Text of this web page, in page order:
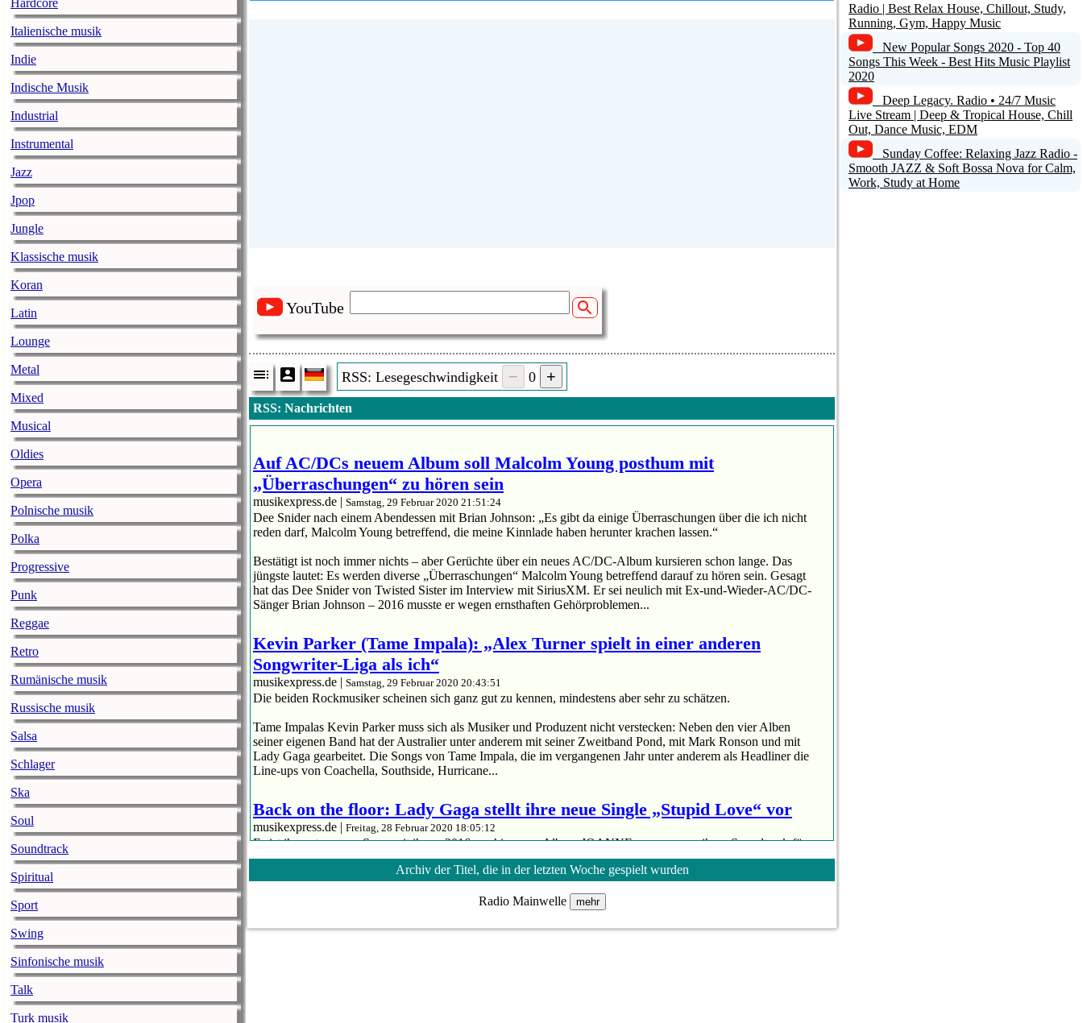
Hardcore
Italienische musik
Indie
Indische Musik
Industrial
Instrumental
Jazz
Jpop
Jungle
Klassische musik
Koran
Latin
Lounge
Metal
Mixed
Musical
Oldies
Opera
Polnische musik
Polka
Progressive
Punk
Reggae
Retro
Rumänische musik
Russische musik
Salsa
Schlager
Ska
Soul
Soundtrack
Spiritual
Sport
Swing
Sinfonische musik
Talk
Turk musik
YouTube
RSS: Lesegeschwindigkeit 0
RSS: Nachrichten
Auf AC/DCs neuem Album soll Malcolm Young posthum mit
„Überraschungen“ zu hören sein
musikexpress.de | Samstag, 29 Februar 2020 21:51:24
Dee Snider nach einem Abendessen mit Brian Johnson: „Es gibt da einige Überraschungen über die ich nicht
reden darf, Malcolm Young betreffend, die meine Kinnlade haben herunter krachen lassen.“
Bestätigt ist noch immer nichts – aber Gerüchte über ein neues AC/DC-Album kursieren schon lange. Das
jüngste lautet: Es werden diverse „Überraschungen“ Malcolm Young betreffend darauf zu hören sein. Gesagt
hat das Dee Snider von Twisted Sister im Interview mit SiriusXM. Er sei neulich mit Ex-und-Wieder-AC/DC-
Sänger Brian Johnson – 2016 musste er wegen ernsthaften Gehörproblemen...
Kevin Parker (Tame Impala): „Alex Turner spielt in einer anderen
Songwriter-Liga als ich“
musikexpress.de | Samstag, 29 Februar 2020 20:43:51
Die beiden Rockmusiker scheinen sich ganz gut zu kennen, mindestens aber sehr zu schätzen.
Tame Impalas Kevin Parker muss sich als Musiker und Produzent nicht verstecken: Neben den vier Alben
seiner eigenen Band hat der Australier unter anderem mit seiner Zweitband Pond, mit Mark Ronson und mit
Lady Gaga gearbeitet. Die Songs von Tame Impala, die im vergangenen Jahr unter anderem als Headliner die
Line-ups von Coachella, Southside, Hurricane...
Back on the floor: Lady Gaga stellt ihre neue Single „Stupid Love“ vor
musikexpress.de | Freitag, 28 Februar 2020 18:05:12
Es ist ihr erster neuer Song seit ihrem 2016 erschienenen Album JOANNE – wenn man ihren Soundtrack für
„A Star Is Born“ außen vor lässt.
neuer Song seit ihrem 2016 erschienenen Album JOANNE – wenn man ihren Soundtrack für „A Star Is Born“
Archiv der Titel, die in der letzten Woche gespielt wurden
Radio Mainwelle mehr
Radio | Best Relax House, Chillout, Study,
Running, Gym, Happy Music
New Popular Songs 2020 - Top 40
Songs This Week - Best Hits Music Playlist
2020
Deep Legacy. Radio • 24/7 Music
Live Stream | Deep & Tropical House, Chill
Out, Dance Music, EDM
Sunday Coffee: Relaxing Jazz Radio -
Smooth JAZZ & Soft Bossa Nova for Calm,
Work, Study at Home